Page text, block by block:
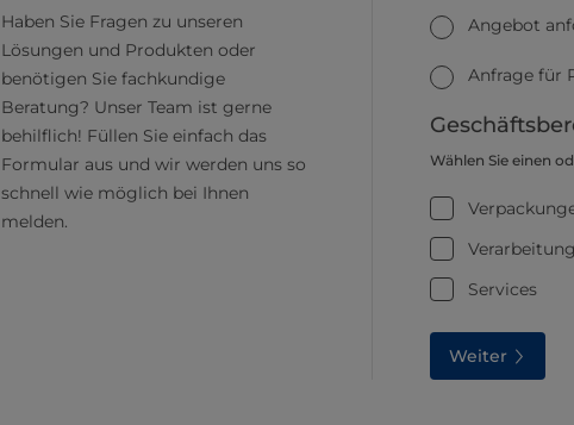
Haben Sie Fragen zu unseren
Lösungen und Produkten oder
benötigen Sie fachkundige
Beratung? Unser Team ist gerne
behilflich! Füllen Sie einfach das
Formular aus und wir werden uns so
schnell wie möglich bei Ihnen
melden.
Angebot
Anfrage für
Wählen Sie einen
Verarbeitung
Services
Weiter